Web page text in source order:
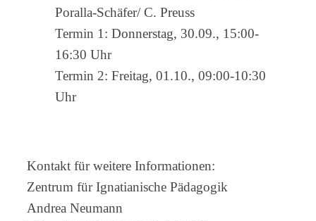
Poralla-Schäfer/ C. Preuss
Termin 1: Donnerstag, 30.09., 15:00-
16:30 Uhr
Termin 2: Freitag, 01.10., 09:00-10:30
Uhr
Kontakt für weitere Informationen:
Zentrum für Ignatianische Pädagogik
Andrea Neumann